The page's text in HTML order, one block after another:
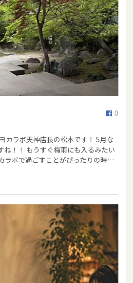
0
カラボ天神店長の松本です！ 5月な
ね！！ もうすぐ梅雨にも入るみたい
ラボで過ごすことがぴったりの時…